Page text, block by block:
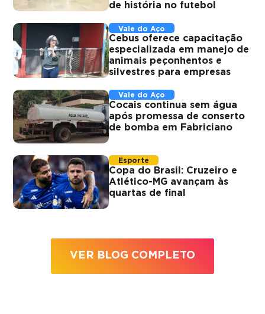
de história no futebol
Vale do Aço
Cebus oferece capacitação
especializada em manejo de
animais peçonhentos e
silvestres para empresas
Vale do Aço
Cocais continua sem água
após promessa de conserto
de bomba em Fabriciano
Esporte
Copa do Brasil: Cruzeiro e
Atlético-MG avançam às
quartas de final
VER BLOG COMPLETO